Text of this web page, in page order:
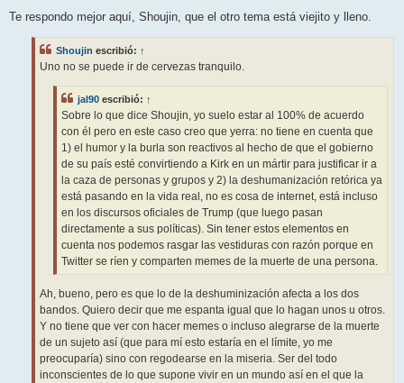
n
Te respondo mejor aquí, Shoujin, que el otro tema está viejito y lleno.
Shoujin escribió: ↑
Uno no se puede ir de cervezas tranquilo.
jal90 escribió: ↑
Sobre lo que dice Shoujin, yo suelo estar al 100% de acuerdo
con él pero en este caso creo que yerra: no tiene en cuenta que
1) el humor y la burla son reactivos al hecho de que el gobierno
de su país esté convirtiendo a Kirk en un mártir para justificar ir a
la caza de personas y grupos y 2) la deshumanización retórica ya
está pasando en la vida real, no es cosa de internet, está incluso
en los discursos oficiales de Trump (que luego pasan
directamente a sus políticas). Sin tener estos elementos en
cuenta nos podemos rasgar las vestiduras con razón porque en
Twitter se ríen y comparten memes de la muerte de una persona.
Ah, bueno, pero es que lo de la deshuminización afecta a los dos
bandos. Quiero decir que me espanta igual que lo hagan unos u otros.
Y no tiene que ver con hacer memes o incluso alegrarse de la muerte
de un sujeto así (que para mí esto estaría en el límite, yo me
preocuparía) sino con regodearse en la miseria. Ser del todo
inconscientes de lo que supone vivir en un mundo así en el que la